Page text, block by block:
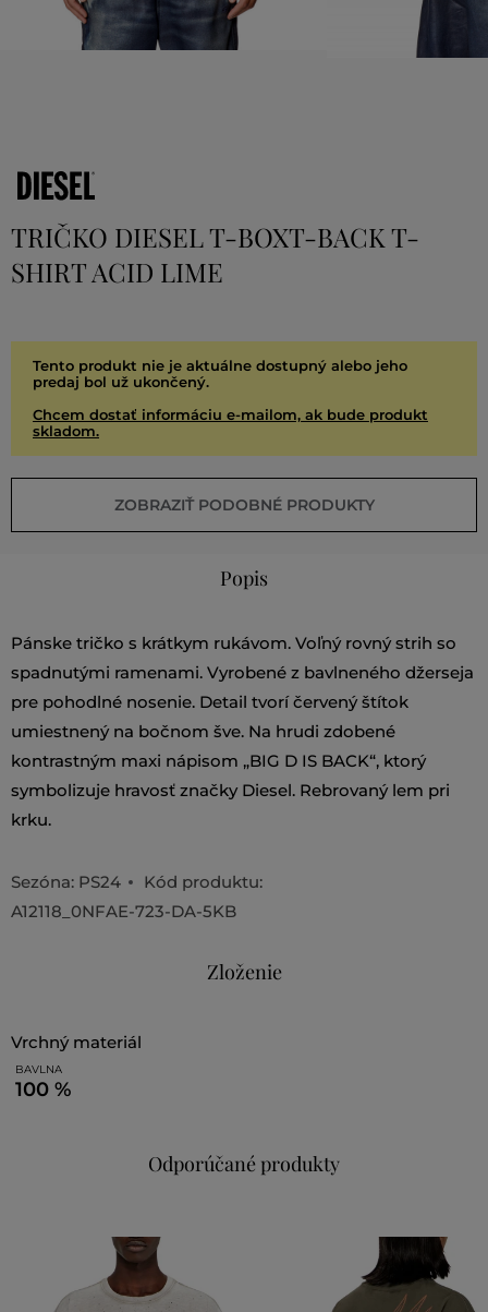
TRIČKO DIESEL T-BOXT-BACK T-
SHIRT ACID LIME
Tento produkt nie je aktuálne dostupný alebo jeho
predaj bol už ukončený.
Chcem dostať informáciu e-mailom, ak bude produkt
skladom.
ZOBRAZIŤ PODOBNÉ PRODUKTY
Popis
Pánske tričko s krátkym rukávom. Voľný rovný strih so
spadnutými ramenami. Vyrobené z bavlneného džerseja
pre pohodlné nosenie. Detail tvorí červený štítok
umiestnený na bočnom šve. Na hrudi zdobené
kontrastným maxi nápisom „BIG D IS BACK“, ktorý
symbolizuje hravosť značky Diesel. Rebrovaný lem pri
krku.
Sezóna: PS24
Kód produktu:
A12118_0NFAE-723-DA-5KB
Zloženie
vrchný materiál
BAVLNA
100 %
Odporúčané produkty